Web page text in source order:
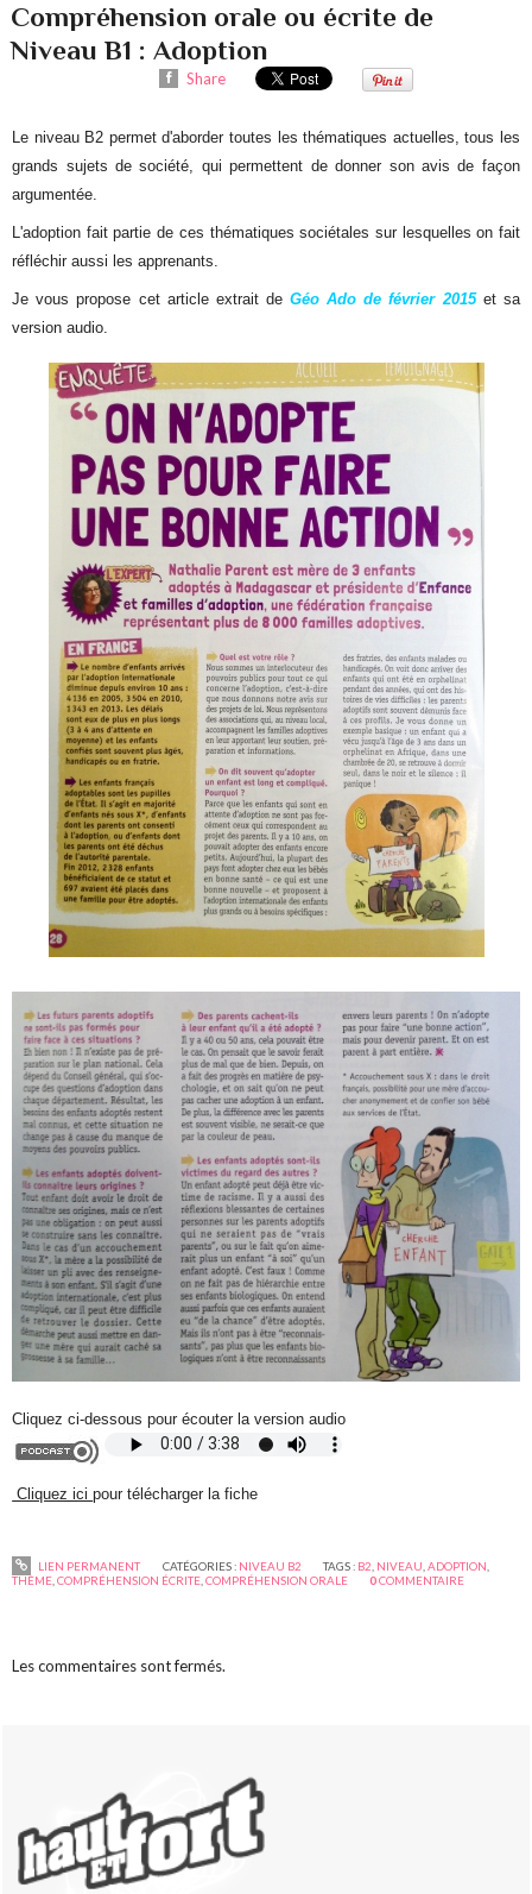
Compréhension orale ou écrite de
Niveau B1 : Adoption
Share
Le niveau B2 permet d'aborder toutes les thématiques actuelles, tous les
grands sujets de société, qui permettent de donner son avis de façon
argumentée.
L'adoption fait partie de ces thématiques sociétales sur lesquelles on fait
réfléchir aussi les apprenants.
Je vous propose cet article extrait deGéo Ado de février 2015et sa
version audio.
Cliquez ci-dessous pour écouter la version audio
Cliquez icipour télécharger la fiche
LIEN PERMANENT CATÉGORIES : NIVEAU B2 TAGS : B2 NIVEAU ADOPTION
THÈME ,COMPRÉHENSION ÉCRITE ,COMPRÉHENSION ORALE 0COMMENTAIRE
Les commentaires sont fermés.